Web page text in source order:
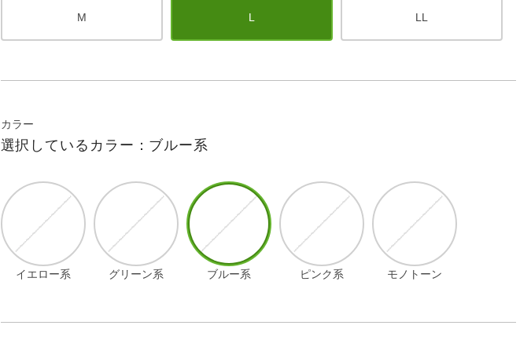
M L LL
カラー
選択しているカラー：ブルー系
イエロー系 グリーン系 ブルー系 ピンク系 モノトーン